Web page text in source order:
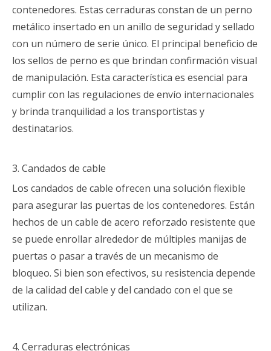
contenedores. Estas cerraduras constan de un perno
metálico insertado en un anillo de seguridad y sellado
con un número de serie único. El principal beneficio de
los sellos de perno es que brindan confirmación visual
de manipulación. Esta característica es esencial para
cumplir con las regulaciones de envío internacionales
y brinda tranquilidad a los transportistas y
destinatarios.
3. Candados de cable
Los candados de cable ofrecen una solución flexible
para asegurar las puertas de los contenedores. Están
hechos de un cable de acero reforzado resistente que
se puede enrollar alrededor de múltiples manijas de
puertas o pasar a través de un mecanismo de
bloqueo. Si bien son efectivos, su resistencia depende
de la calidad del cable y del candado con el que se
utilizan.
4. Cerraduras electrónicas